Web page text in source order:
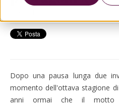
Dopo una pausa lunga due
momento dell'ottava stagione
anni ormai che il